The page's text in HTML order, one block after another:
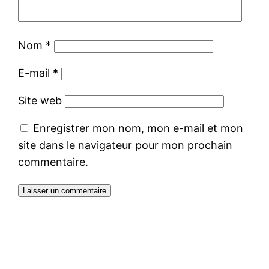
Nom *
E-mail *
Site web
Enregistrer mon nom, mon e-mail et mon
site dans le navigateur pour mon prochain
commentaire.